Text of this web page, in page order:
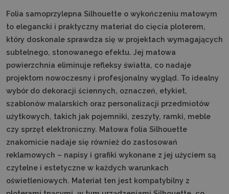
Folia samoprzylepna Silhouette o wykończeniu matowym
to elegancki i praktyczny materiał do cięcia ploterem,
który doskonale sprawdza się w projektach wymagających
subtelnego, stonowanego efektu. Jej matowa
powierzchnia eliminuje refleksy światła, co nadaje
projektom nowoczesny i profesjonalny wygląd. To idealny
wybór do dekoracji ściennych, oznaczeń, etykiet,
szablonów malarskich oraz personalizacji przedmiotów
użytkowych, takich jak pojemniki, zeszyty, ramki, meble
czy sprzęt elektroniczny. Matowa folia Silhouette
znakomicie nadaje się również do zastosowań
reklamowych – napisy i grafiki wykonane z jej użyciem są
czytelne i estetyczne w każdych warunkach
oświetleniowych. Materiał ten jest kompatybilny z